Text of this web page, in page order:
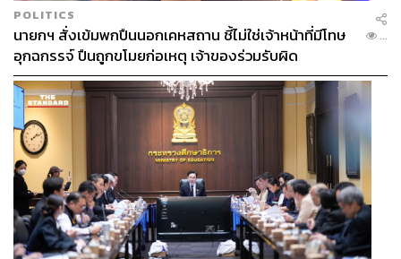
POLITICS
นายกฯ สั่งเข้มพกปืนนอกเคหสถาน ชี้ไม่ใช่เจ้าหน้าที่มีโทษ
อุกฉกรรจ์ ปืนถูกขโมยก่อเหตุ เจ้าของร่วมรับผิด
...